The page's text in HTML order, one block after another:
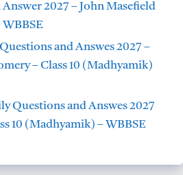
Answer 2027 – John Masefield
WBBSE
and Answes 2027 –
– Class 10 (Madhyamik)
Questions and Answes 2027
10 (Madhyamik) – WBBSE